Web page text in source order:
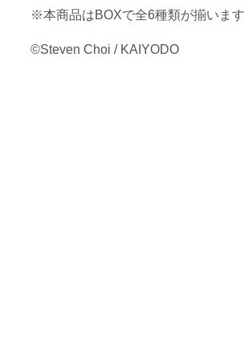
※本商品はBOXで全6種類が揃います
©Steven Choi / KAIYODO